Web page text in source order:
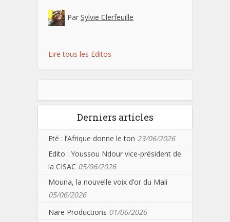
Par Sylvie Clerfeuille
Lire tous les Editos
Derniers articles
Eté : l’Afrique donne le ton 23/06/2026
Edito : Youssou Ndour vice-président de
la CISAC 05/06/2026
Mouna, la nouvelle voix d’or du Mali
05/06/2026
Nare Productions 01/06/2026